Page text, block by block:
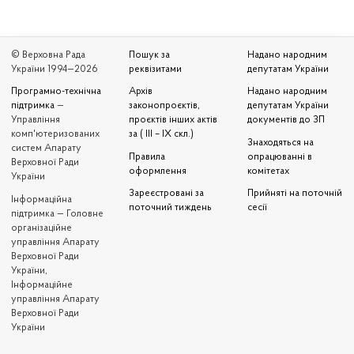
© Верховна Рада
України 1994—2026
Програмно-технічна
підтримка —
Управління
комп'ютеризованих
систем Апарату
Верховної Ради
України
Iнформаційна
підтримка — Головне
організаційне
управління Апарату
Верховної Ради
України,
Інформаційне
управління Апарату
Верховної Ради
України
Пошук за
реквізитами
Архів
законопроєктів,
проєктів інших актів
за ( III – IX скл.)
Правила
оформлення
Зареєстровані за
поточний тиждень
Надано народним
депутатам України
Надано народним
депутатам України
документів до ЗП
Знаходяться на
опрацюванні в
комітетах
Прийняті на поточній
сесії